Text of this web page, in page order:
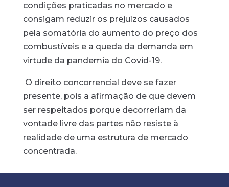
condições praticadas no mercado e
consigam reduzir os prejuízos causados
pela somatória do aumento do preço dos
combustíveis e a queda da demanda em
virtude da pandemia do Covid-19.
O direito concorrencial deve se fazer
presente, pois a afirmação de que devem
ser respeitados porque decorreriam da
vontade livre das partes não resiste à
realidade de uma estrutura de mercado
concentrada.